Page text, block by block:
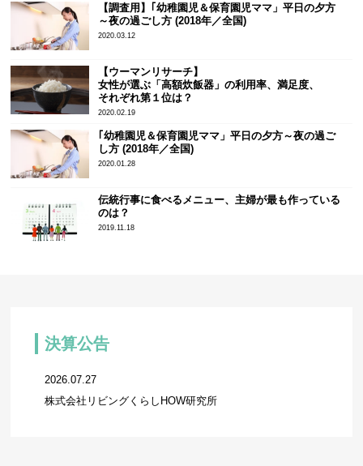
【調査用】｢幼稚園児＆保育園児ママ」平日の夕方
～夜の過ごし方 (2018年／全国)
2020.03.12
【ウーマンリサーチ】
女性が選ぶ「高額炊飯器」の利用率、満足度、
それぞれ第１位は？
2020.02.19
｢幼稚園児＆保育園児ママ」平日の夕方～夜の過ご
し方 (2018年／全国)
2020.01.28
伝統行事に食べるメニュー、主婦が最も作っている
のは？
2019.11.18
決算公告
2026.07.27
株式会社リビングくらしHOW研究所